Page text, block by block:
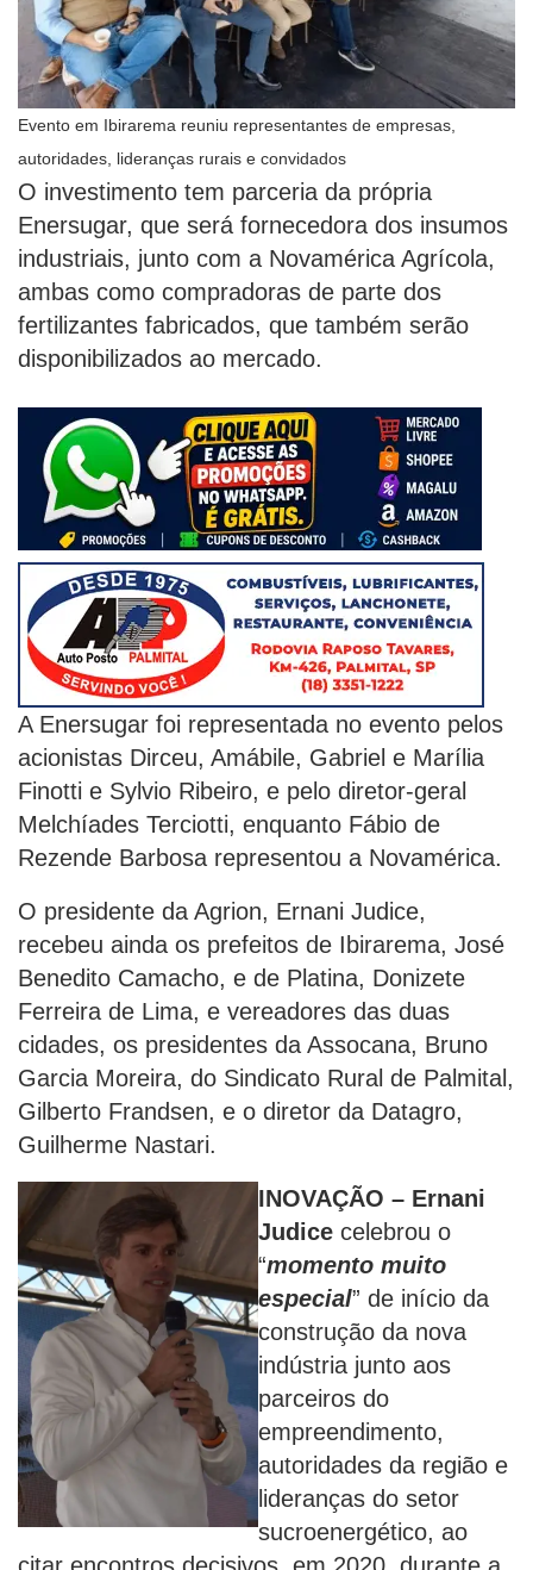
Evento em Ibirarema reuniu representantes de empresas,
autoridades, lideranças rurais e convidados
O investimento tem parceria da própria
Enersugar, que será fornecedora dos insumos
industriais, junto com a Novamérica Agrícola,
ambas como compradoras de parte dos
fertilizantes fabricados, que também serão
disponibilizados ao mercado.
A Enersugar foi representada no evento pelos
acionistas Dirceu, Amábile, Gabriel e Marília
Finotti e Sylvio Ribeiro, e pelo diretor-geral
Melchíades Terciotti, enquanto Fábio de
Rezende Barbosa representou a Novamérica.
O presidente da Agrion, Ernani Judice,
recebeu ainda os prefeitos de Ibirarema, José
Benedito Camacho, e de Platina, Donizete
Ferreira de Lima, e vereadores das duas
cidades, os presidentes da Assocana, Bruno
Garcia Moreira, do Sindicato Rural de Palmital,
Gilberto Frandsen, e o diretor da Datagro,
Guilherme Nastari.
INOVAÇÃO – Ernani
Judice celebrou o
“momento muito
especial” de início da
construção da nova
indústria junto aos
parceiros do
empreendimento,
autoridades da região e
lideranças do setor
sucroenergético, ao